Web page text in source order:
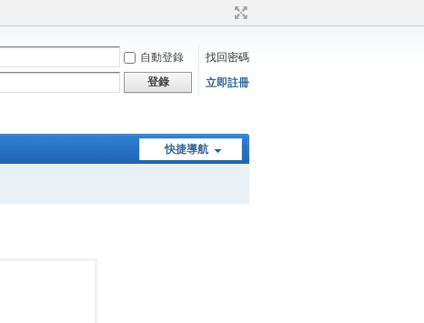
自動登錄
找回密碼
登錄 立即註冊
快捷導航